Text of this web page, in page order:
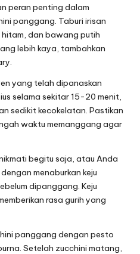
peran penting dalam
panggang. Taburi irisan
dan bawang putih
lebih kaya, tambahkan
yang telah dipanaskan
selama sekitar 15-20 menit,
sedikit kecokelatan. Pastikan
waktu memanggang agar
begitu saja, atau Anda
menaburkan keju
dipanggang. Keju
rasa gurih yang
panggang dengan pesto
Setelah zucchini matang,